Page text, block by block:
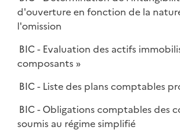
d'ouverture en fonction de la
l'omission
BIC - Evaluation des actifs
composants »
BIC - Liste des plans comptables
BIC - Obligations comptables des
soumis au régime simplifié